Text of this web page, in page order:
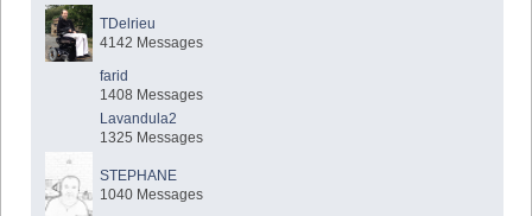
TDelrieu
4142 Messages
farid
1408 Messages
Lavandula2
1325 Messages
STEPHANE
1040 Messages